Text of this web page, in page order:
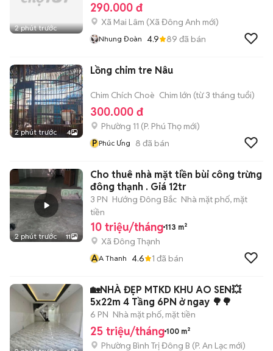
2 phút trước
290.000 đ
Xã Mai Lâm (Xã Đông Anh mới)
Nhung Đoàn 4.9 89 đã bán
2 phút trước 4
Lồng chim tre Nâu
Chim Chích Choè Chim lớn (từ 3 tháng tuổi)
300.000 đ
Phường 11 (P. Phú Thọ mới)
P Phúc Ưng 8 đã bán
2 phút trước 11
Cho thuê nhà mặt tiền bùi công trừng
đông thạnh . Giá 12tr
3 PN Hướng Đông Bắc Nhà mặt phố, mặt
tiền
10 triệu/tháng 113 m²
Xã Đông Thạnh
AA Thanh 4.6 1 đã bán
🏡NHÀ ĐẸP MTKD KHU AO SEN💥
5x22m 4 Tầng 6PN ở ngay 🌳🌳
6 PN Nhà mặt phố, mặt tiền
25 triệu/tháng 100 m²
Phường Bình Trị Đông B (P. An Lạc mới)